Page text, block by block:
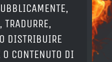
TRADURRE,
DISTRIBUIRE
CONTENUTO DI